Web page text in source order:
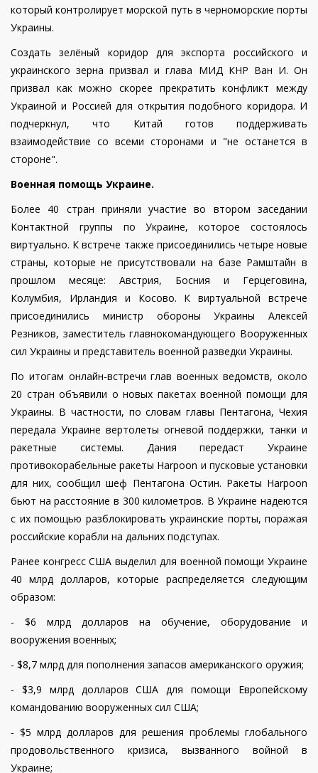
который контролирует морской путь в черноморские порты
Украины.
Создать зелёный коридор для экспорта российского и
украинского зерна призвал и глава МИД КНР Ван И. Он
призвал как можно скорее прекратить конфликт между
Украиной и Россией для открытия подобного коридора. И
подчеркнул, что Китай готов поддерживать
взаимодействие со всеми сторонами и "не останется в
стороне".
Военная помощь Украине.
Более 40 стран приняли участие во втором заседании
Контактной группы по Украине, которое состоялось
виртуально. К встрече также присоединились четыре новые
страны, которые не присутствовали на базе Рамштайн в
прошлом месяце: Австрия, Босния и Герцеговина,
Колумбия, Ирландия и Косово.
К виртуальной встрече
присоединились министр обороны Украины Алексей
Резников, заместитель главнокомандующего Вооруженных
сил Украины и представитель военной разведки Украины.
По итогам онлайн-встречи глав военных ведомств, около
20 стран объявили о новых пакетах военной помощи для
Украины. В частности, по словам главы Пентагона, Чехия
передала Украине вертолеты огневой поддержки, танки и
ракетные системы. Дания передаст Украине
противокорабельные ракеты Harpoon и пусковые установки
для них, сообщил шеф Пентагона Остин. Ракеты Harpoon
бьют на расстояние в 300 километров. В Украине надеются
с их помощью разблокировать украинские порты, поражая
российские корабли на дальних подступах.
Ранее конгресс США выделил для военной помощи Украине
40 млрд долларов, которые распределяется следующим
образом:
- $6 млрд долларов на обучение, оборудование и
вооружения военных;
- $8,7 млрд для пополнения запасов американского оружия;
- $3,9 млрд долларов США для помощи Европейскому
командованию вооруженных сил США;
- $5 млрд долларов для решения проблемы глобального
продовольственного кризиса, вызванного войной в
Украине;